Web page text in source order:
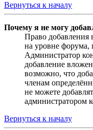
Вернуться к началу
Почему я не могу
Право добавления
на уровне форума,
Администратор
добавление
возможно, что
членам
не можете
администратором
Вернуться к началу